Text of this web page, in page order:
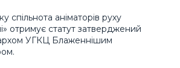
спільнота аніматорів руху
отримує статут затверджений
УГКЦ Блаженнішим